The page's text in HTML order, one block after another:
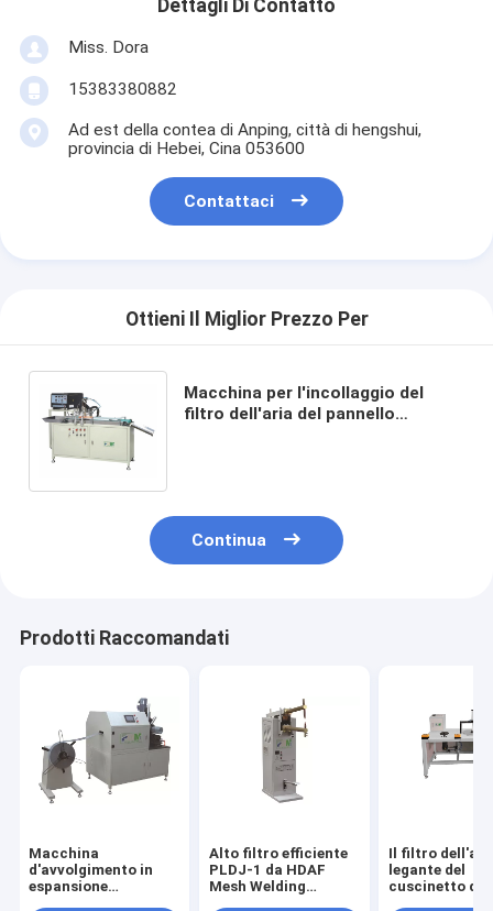
Dettagli Di Contatto
Miss. Dora
15383380882
Ad est della contea di Anping, città di hengshui,
provincia di Hebei, Cina 053600
Contattaci
Ottieni Il Miglior Prezzo Per
Macchina per l'incollaggio del
filtro dell'aria del pannello
Continua
Prodotti Raccomandati
Macchina
d'avvolgimento in
espansione
Alto filtro efficiente
PLDJ-1 da HDAF
Mesh Welding
Il filtro
legante del
cuscinetto di